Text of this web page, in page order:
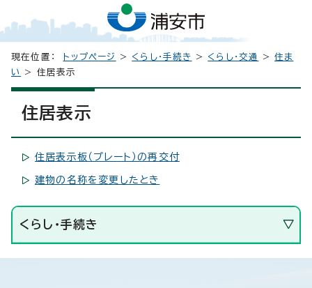
現在位置： トップページ > くらし・手続き > くらし・交通 >住ま
い
> 住居表示
住居表示
住居表示板（プレート）の再交付
建物の名称を変更したとき
くらし・手続き